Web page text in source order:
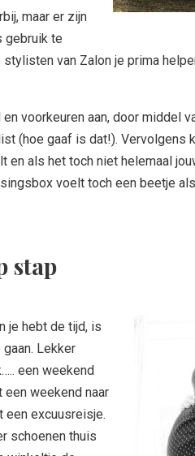
maar er zijn
gebruik te
van Zalon je prima
voorkeuren aan, door middel
(hoe gaaf is dat!). Vervolgens
en als het toch niet helemaal
voelt toch een beetje
stap
je hebt de tijd, is
Lekker
een weekend
weekend naar
een excuusreisje.
schoenen thuis